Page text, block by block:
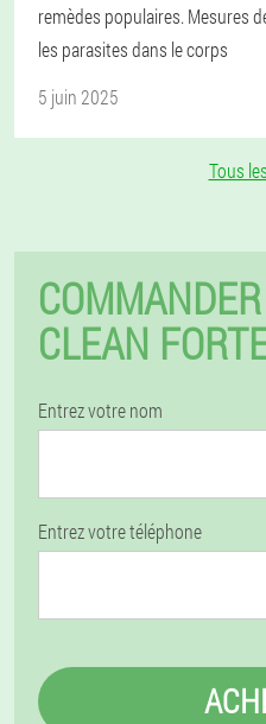
remèdes populaires. Mesures
les parasites dans le corps
5 juin 2025
Tous
CLEAN
Entrez votre nom
Entrez votre téléphone